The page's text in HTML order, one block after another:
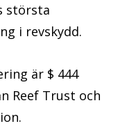
största
i revskydd.
är $ 444
Reef Trust och